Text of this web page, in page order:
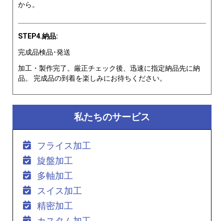
から。
STEP4.納品:
完成品検品･発送
加工・製作完了。厳正チェック後、迅速に指定納品先に納
品。 完成品の到着を楽しみにお待ちください。
私たちのサービス
フライス加工
旋盤加工
多軸加工
スイス加工
精密加工